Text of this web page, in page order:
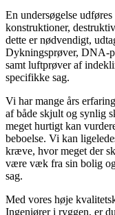
En undersøgelse
konstruktioner,
dette er nødvendigt,
Dykningsprøver, DNA-
samt luftprøver af
specifikke sag.
Vi har mange års
af både skjult og synlig
meget hurtigt kan
beboelse. Vi kan
kræve, hvor meget der
være væk fra sin bolig
sag.
Med vores høje
Ingeniører i ryggen, er